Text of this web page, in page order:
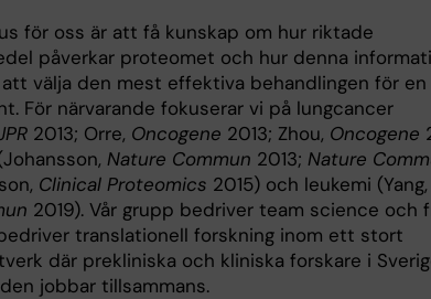
för oss är att få kunskap om hur riktade
påverkar proteomet och hur denna
välja den mest effektiva behandlingen för en
För närvarande fokuserar vi på lungcancer
2013; Orre, Oncogene 2013; Zhou, Oncogene
Nature Commun 2013; Nature
Clinical Proteomics 2015) och leukemi (Yang,
2019). Vår grupp bedriver team science och
translationell forskning inom ett stort
där prekliniska och kliniska forskare i
jobbar tillsammans.